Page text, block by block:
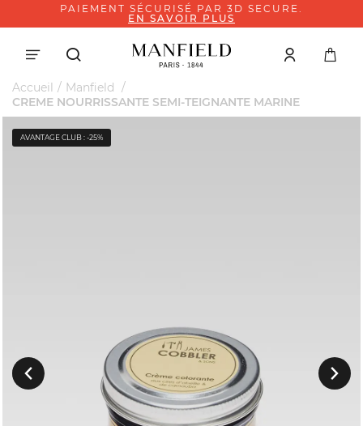
PAIEMENT SÉCURISÉ PAR 3D SECURE.
EN SAVOIR PLUS
Accueil
Manfield
CREME NOURRISSANTE SEMI-TEIGNANTE MARINE
Précedent Suivant
AVANTAGE CLUB : -25%